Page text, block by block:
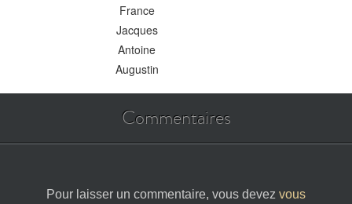
France
Jacques
Antoine
Augustin
Commentaires
Pour laisser un commentaire, vous devez vous